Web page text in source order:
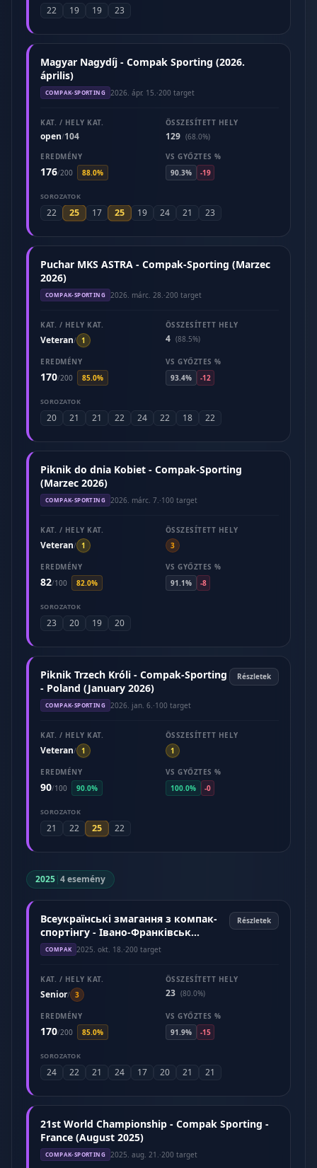
22 19 19 23
Magyar Nagydíj - Compak Sporting (2026.
április)
COMPAK-SPORTING 2026. ápr. 15. ·200 target
KAT. / HELY KAT.
open/104
ÖSSZESÍTETT HELY
129 (68.0%)
EREDMÉNY
176/200 88.0%
VS GYŐZTES %
90.3%
-19
SOROZATOK
22 25 17 25 19 24 21 23
Puchar MKS ASTRA - Compak-Sporting (Marzec
2026)
COMPAK-SPORTING 2026. márc. 28. ·200 target
KAT. / HELY KAT.
Veteran/ 1
ÖSSZESÍTETT HELY
4 (88.5%)
EREDMÉNY
170/200 85.0%
VS GYŐZTES %
93.4%
-12
SOROZATOK
20 21 21 22 24 22 18 22
Piknik do dnia Kobiet - Compak-Sporting
(Marzec 2026)
COMPAK-SPORTING 2026. márc. 7. ·100 target
KAT. / HELY KAT.
Veteran/ 1
ÖSSZESÍTETT HELY
3
EREDMÉNY
82/100 82.0%
VS GYŐZTES %
91.1%
-8
SOROZATOK
23 20 19 20
Piknik Trzech Króli - Compak-Sporting
- Poland (January 2026)
COMPAK-SPORTING 2026. jan. 6. ·100 target
Részletek
KAT. / HELY KAT.
Veteran/ 1
ÖSSZESÍTETT HELY
1
EREDMÉNY
90/100 90.0%
VS GYŐZTES %
100.0%
-0
SOROZATOK
21 22 25 22
2025|4 esemény
Всеукраїнські змагання з компак-
спортінгу - Івано-Франківськ
(Жовтень 2025)
COMPAK 2025. okt. 18. ·200 target
Részletek
KAT. / HELY KAT.
Senior/ 3
ÖSSZESÍTETT HELY
23 (80.0%)
EREDMÉNY
170/200 85.0%
VS GYŐZTES %
91.9%
-15
SOROZATOK
24 22 21 24 17 20 21 21
21st World Championship - Compak Sporting -
France (August 2025)
COMPAK-SPORTING 2025. aug. 21. ·200 target